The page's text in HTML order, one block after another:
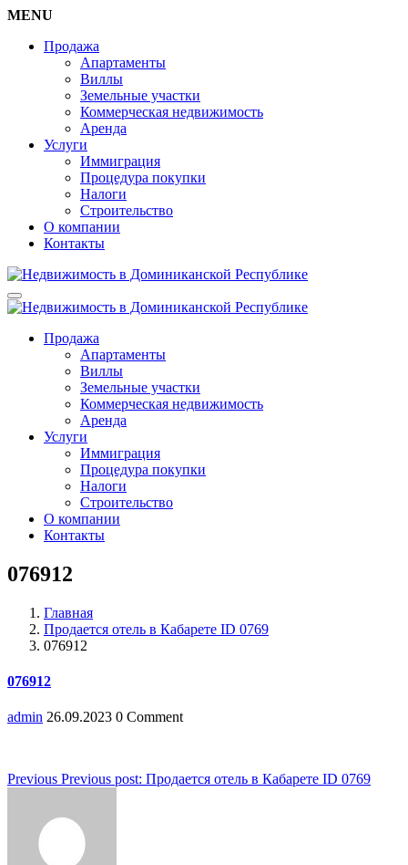
MENU
Продажа
Апартаменты
Виллы
Земельные участки
Коммерческая недвижимость
Аренда
Услуги
Иммиграция
Процедура покупки
Налоги
Строительство
О компании
Контакты
Продажа
Апартаменты
Виллы
Земельные участки
Коммерческая недвижимость
Аренда
Услуги
Иммиграция
Процедура покупки
Налоги
Строительство
О компании
Контакты
076912
Главная
Продается отель в Кабарете ID 0769
076912
076912
admin 26.09.2023 0 Comment
Навигация
записям
Previous Previous post: Продается отель в Кабарете ID 0769